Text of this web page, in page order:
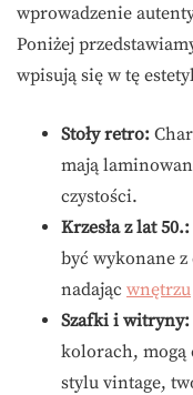
wprowadzenie
Poniżej
wpisują się w tę
Stoły retro:
mają
czystości.
Krzesła z lat 50.:
być wykonane
nadając wnętrzu
Szafki i witryny:
kolorach, mogą
stylu vintage,